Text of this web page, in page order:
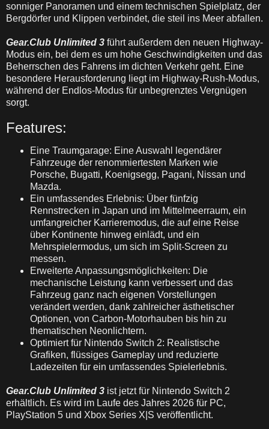
sonniger Panoramen und einem technischen Spielplatz, der
Bergdörfer und Klippen verbindet, die steil ins Meer abfallen.
Gear.Club Unlimited 3 führt außerdem den neuen Highway-
Modus ein, bei dem es um hohe Geschwindigkeiten und das
Beherrschen des Fahrens im dichten Verkehr geht. Eine
besondere Herausforderung liegt im Highway-Rush-Modus,
während der Endlos-Modus für unbegrenztes Vergnügen
sorgt.
Features:
Eine Traumgarage: Eine Auswahl legendärer
Fahrzeuge der renommiertesten Marken wie
Porsche, Bugatti, Koenigsegg, Pagani, Nissan und
Mazda.
Ein umfassendes Erlebnis: Über fünfzig
Rennstrecken in Japan und im Mittelmeerraum, ein
umfangreicher Karrieremodus, die auf eine Reise
über Kontinente hinweg einlädt, und ein
Mehrspielermodus, um sich im Split-Screen zu
messen.
Erweiterte Anpassungsmöglichkeiten: Die
mechanische Leistung kann verbessert und das
Fahrzeug ganz nach eigenen Vorstellungen
verändert werden, dank zahlreicher ästhetischer
Optionen, von Carbon-Motorhauben bis hin zu
thematischen Neonlichtern.
Optimiert für Nintendo Switch 2: Realistische
Grafiken, flüssiges Gameplay und reduzierte
Ladezeiten für ein umfassendes Spielerlebnis.
Gear.Club Unlimited 3 ist jetzt für Nintendo Switch 2
erhältlich. Es wird im Laufe des Jahres 2026 für PC,
PlayStation 5 und Xbox Series X|S veröffentlicht.